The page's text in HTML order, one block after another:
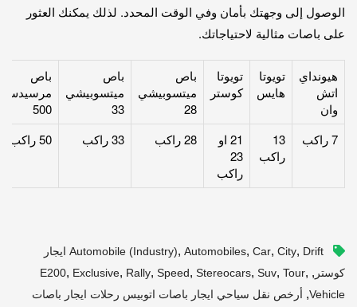
الوصول إلى وجهتك بأمان وفي الوقت المحدد. لذلك يمكنك العثور
على باصات مثالية لاحتياجاتك.
هيونداي
اتش
وان
تويوتا
هايس
تويوتا
كوستر
باص
ميتسوبيشي
28
باص
ميتسوبيشي
33
باص
مرسيدس
500
7 راكب
13
راكب
21 او
23
راكب
28 راكب 33 راكب 50 راكب
Automobile (industry), Automobiles, Car, City,
Drift ايجار
كوستر ,
E200, Exclusive, Rally, Speed, Stereocars, Suv, Tour,
Vehicle
, أرخص نقل سياحي ايجار باصات اتوبيس رحلات ايجار باصات